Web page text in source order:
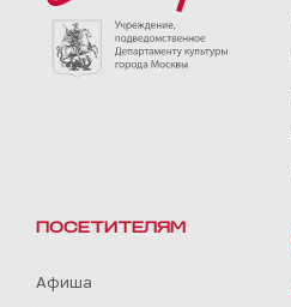
ПОСЕТИТЕЛЯМ
Афиша